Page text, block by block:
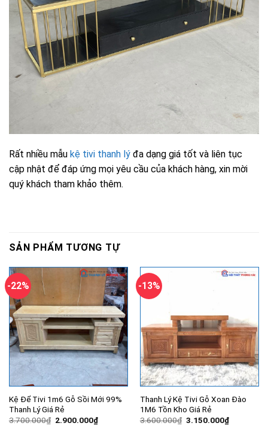
Rất nhiều mẫu kệ tivi thanh lý đa dạng giá tốt và liên tục
cập nhật để đáp ứng mọi yêu cầu của khách hàng, xin mời
quý khách tham khảo thêm.
SẢN PHẨM TƯƠNG TỰ
-22%
Kệ Để Tivi 1m6 Gỗ Sồi Mới 99%
Thanh Lý Giá Rẻ
3.700.000₫ Giá
2.900.000₫Giá
hiện
-13%
Thanh Lý Kệ Tivi Gỗ Xoan Đào
1M6 Tồn Kho Giá Rẻ
3.600.000₫ Giá
3.150.000₫Giá
hiện